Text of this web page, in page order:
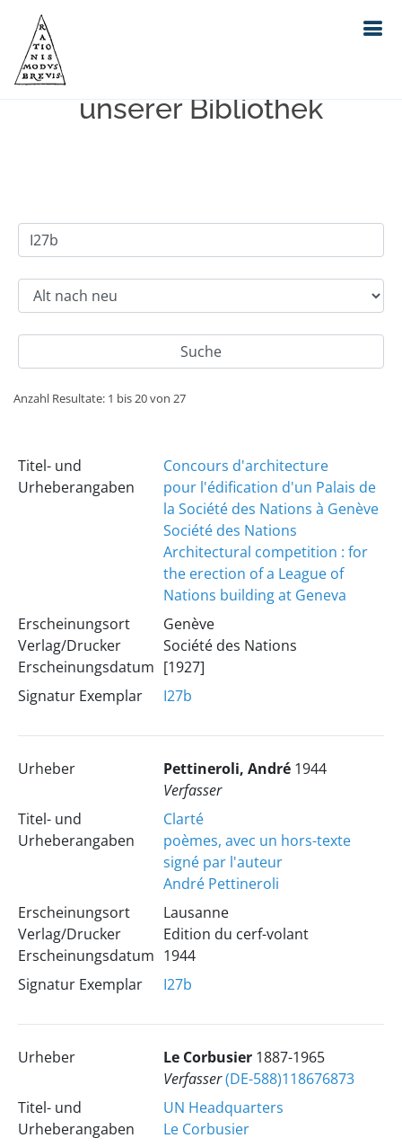
Einfache Suche im Bestand
unserer Bibliothek
Anzahl Resultate: 1 bis 20 von 27
Titel- und
Urheberangaben
Concours d'architecture
pour l'édification d'un Palais de
la Société des Nations à Genève
Société des Nations
Architectural competition : for
the erection of a League of
Nations building at Geneva
Erscheinungsort
Verlag/Drucker
Erscheinungsdatum
Genève
Société des Nations
[1927]
Signatur Exemplar
I27b
Urheber Pettineroli, André 1944
Verfasser
Titel- und
Urheberangaben
Clarté
poèmes, avec un hors-texte
signé par l'auteur
André Pettineroli
Erscheinungsort
Verlag/Drucker
Erscheinungsdatum
Lausanne
Edition du cerf-volant
1944
Signatur Exemplar
I27b
Urheber Le Corbusier 1887-1965
Verfasser(DE-588)118676873
Titel- und
Urheberangaben
UN Headquarters
Le Corbusier